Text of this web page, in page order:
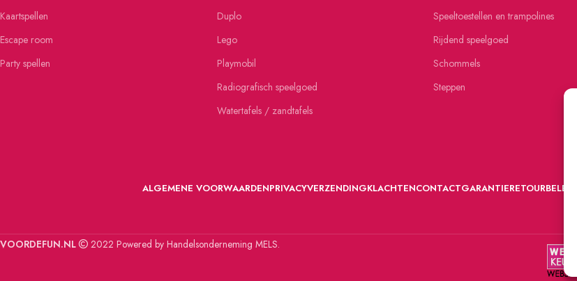
Kaartspellen
Escape room
Party spellen
Duplo
Lego
Playmobil
Radiografisch speelgoed
Watertafels / zandtafels
Speeltoestellen en trampolines
Rijdend speelgoed
Schommels
Steppen
ALGEMENE VOORWAARDENPRIVACYVERZENDINGKLACHTENCONTACTGARANTIERETOURBELEID
VOORDEFUN.NL 2022 Powered by Handelsonderneming MELS.